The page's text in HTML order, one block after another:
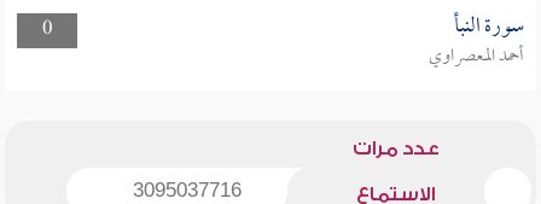
0
سورة النبأ
أحمد المعصراوي
عدد مرات
الاستماع 3095037716